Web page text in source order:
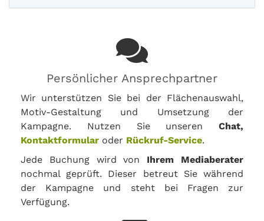
Persönlicher Ansprechpartner
Wir unterstützen Sie bei der Flächenauswahl,
Motiv-Gestaltung und Umsetzung der
Kampagne. Nutzen Sie unseren Chat,
Kontaktformular oder Rückruf-Service.
Jede Buchung wird von Ihrem Mediaberater
nochmal geprüft. Dieser betreut Sie während
der Kampagne und steht bei Fragen zur
Verfügung.